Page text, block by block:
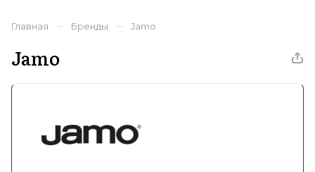
Главная – Бренды – Jamo
Jamo